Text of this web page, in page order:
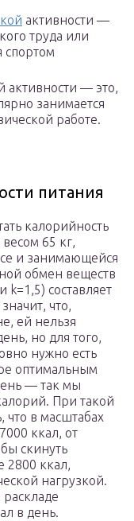
активности —
труда или
активности — это,
занимается
работе.
питания
калорийность
65 кг,
и занимающейся
обмен веществ
k=1,5) составляет
что,
ей нельзя
но для того,
нужно есть
оптимальным
— так мы
При такой
что в масштабах
ккал, от
скинуть
2800 ккал,
нагрузкой.
в день.